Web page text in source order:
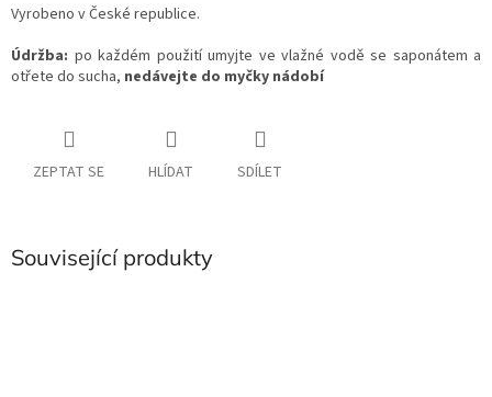
Vyrobeno v České republice.
Údržba: po každém použití umyjte ve vlažné vodě se saponátem a
otřete do sucha, nedávejte do myčky nádobí
ZEPTAT SE HLÍDAT SDÍLET
Související produkty